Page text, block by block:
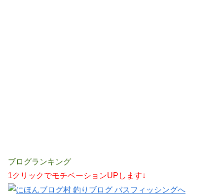
ブログランキング
1クリックでモチベーションUPします↓